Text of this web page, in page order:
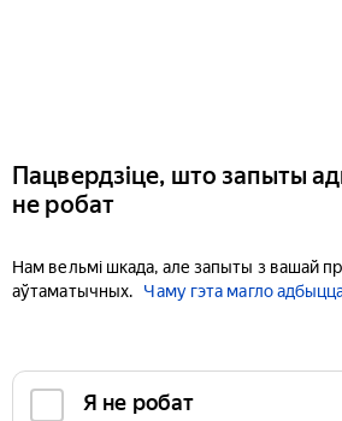
Пацвердзіце, што запыты
не робат
Нам вельмі шкада, але запыты з вашай
аўтаматычных.
Чаму гэта магло
Я не робат